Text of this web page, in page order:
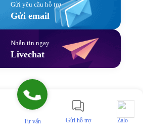
Gửi yêu cầu hỗ trợ
Gửi email
Nhắn tin ngay
Livechat
Cách dùng hàm COS trong Excel
để tính Cosin của 1 góc
Tháng 8 4, 2026
Tư vấn Gửi hỗ trợ Zalo